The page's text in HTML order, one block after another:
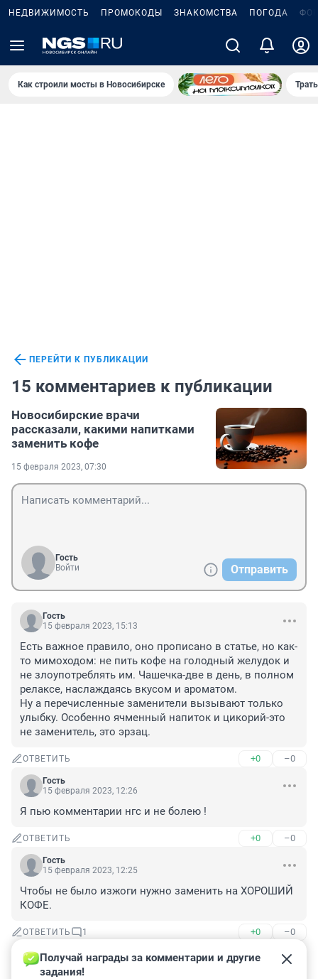
НЕДВИЖИМОСТЬ ПРОМОКОДЫ ЗНАКОМСТВА ПОГОДА
Как строили мосты в Новосибирске
ПЕРЕЙТИ К ПУБЛИКАЦИИ
15 комментариев к публикации
Новосибирские врачи
рассказали, какими напитками
заменить кофе
15 февраля 2023, 07:30
Гость
Войти
Отправить
Гость
15 февраля 2023, 15:13
Есть важное правило, оно прописано в статье, но как-
то мимоходом: не пить кофе на голодный желудок и
не злоупотреблять им. Чашечка-две в день, в полном
релаксе, наслаждаясь вкусом и ароматом.
Ну а перечисленные заменители вызывают только
улыбку. Особенно ячменный напиток и цикорий-это
не заменитель, это эрзац.
ОТВЕТИТЬ +0 –0
Гость
15 февраля 2023, 12:26
Я пью комментарии нгс и не болею !
ОТВЕТИТЬ +0 –0
Гость
15 февраля 2023, 12:25
Чтобы не было изжоги нужно заменить на ХОРОШИЙ
КОФЕ.
ОТВЕТИТЬ 1 +0 –0
Гость
17 февраля 2023, 21:49
Получай награды за комментарии и другие
задания!